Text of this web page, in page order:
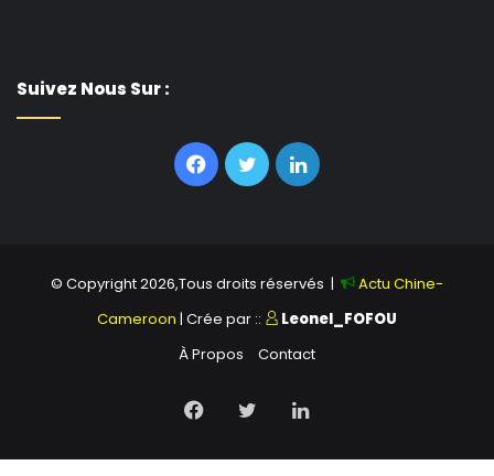
Suivez Nous Sur :
Facebook
TwitterLinkedin
© Copyright 2026,Tous droits réservés |
Actu Chine-
Cameroon | Crée par ::
Leonel_FOFOU
À Propos
Contact
Facebook
TwitterLinkedin